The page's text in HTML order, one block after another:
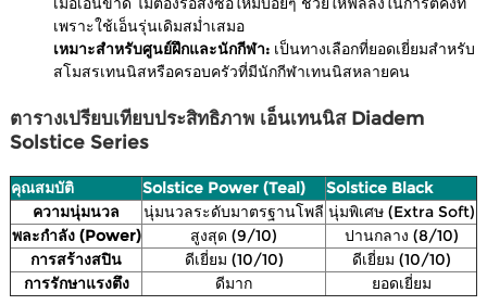
เพราะใช้เอ็นรุ่นเดิมสม่ำเสมอ
เหมาะสำหรับศูนย์ฝึกและนักกีฬา: เป็นทางเลือกที่ยอดเยี่ยมสำหรับ
สโมสรเทนนิสหรือครอบครัวที่มีนักกีฬาเทนนิสหลายคน
ตารางเปรียบเทียบประสิทธิภาพ เอ็นเทนนิส Diadem
Solstice Series
คุณสมบัติ Solstice Power (Teal)
Solstice Black
ความนุ่มนวล
นุ่มนวลระดับมาตรฐานโพลี นุ่มพิเศษ (Extra Soft)
พละกำลัง (Power)
สูงสุด (9/10)
ปานกลาง (8/10)
การสร้างสปิน
ดีเยี่ยม (10/10)
ดีเยี่ยม (10/10)
การรักษาแรงตึง
ดีมาก ยอดเยี่ยม